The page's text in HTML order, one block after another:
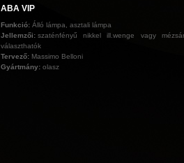
ABA VIP
Funkció: Álló lámpa, asztali lámpa
Jellemzői: szaténfényű nikkel ill.wenge vagy
választhatók
Tervező: Massimo Belloni
Gyártmány: olasz